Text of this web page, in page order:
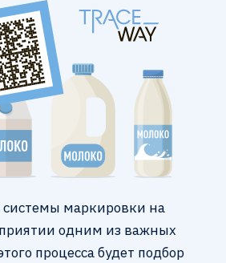
маркировки на
одним из важных
процесса будет подбор